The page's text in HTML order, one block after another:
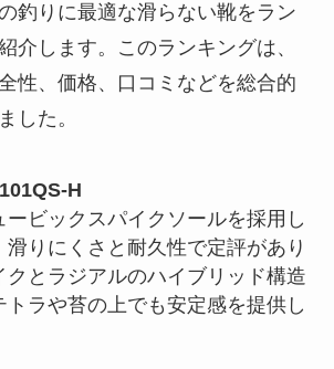
釣りに最適な滑らない靴をラン
介します。このランキングは、
性、価格、口コミなどを総合的
した。
H
ービックスパイクソールを採用し
滑りにくさと耐久性で定評があり
クとラジアルのハイブリッド構造
トラや苔の上でも安定感を提供し